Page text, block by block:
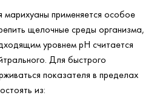
марихуаны применяется особое
щелочные среды организма,
уровнем pH считается
Для быстрого
показателя в пределах
из: